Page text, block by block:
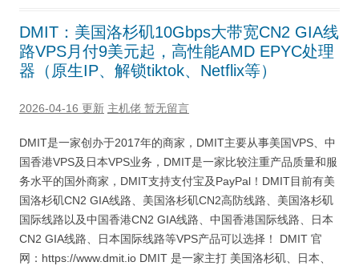
DMIT：美国洛杉矶10Gbps大带宽CN2 GIA线
路VPS月付9美元起，高性能AMD EPYC处理
器（原生IP、解锁tiktok、Netflix等）
2026-04-16 更新 主机佬 暂无留言
DMIT是一家创办于2017年的商家，DMIT主要从事美国VPS、中
国香港VPS及日本VPS业务，DMIT是一家比较注重产品质量和服
务水平的国外商家，DMIT支持支付宝及PayPal！DMIT目前有美
国洛杉矶CN2 GIA线路、美国洛杉矶CN2高防线路、美国洛杉矶
国际线路以及中国香港CN2 GIA线路、中国香港国际线路、日本
CN2 GIA线路、日本国际线路等VPS产品可以选择！ DMIT 官
网：https://www.dmit.io DMIT 是一家主打 美国洛杉矶、日本、